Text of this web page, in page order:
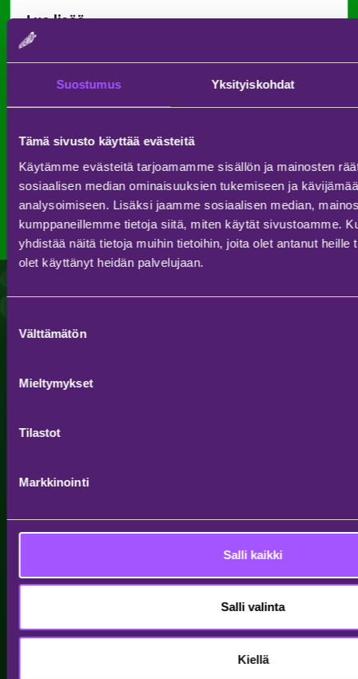
Suostumus Yksityiskohdat
Tämä sivusto käyttää evästeitä
Käytämme evästeitä tarjoamamme sisällön ja mainosten
sosiaalisen median ominaisuuksien tukemiseen ja
analysoimiseen. Lisäksi jaamme sosiaalisen median,
kumppaneillemme tietoja siitä, miten käytät sivustoamme.
yhdistää näitä tietoja muihin tietoihin, joita olet antanut heille
olet käyttänyt heidän palvelujaan.
valinta
Välttämätön
Mieltymykset
Tilastot
Markkinointi
Salli kaikki
Salli valinta
Kiellä
Lue lisää:
Info
JULKAISTU 13.1.2025
Katso kaikki uutiset
TILAA UUTISKIRJE